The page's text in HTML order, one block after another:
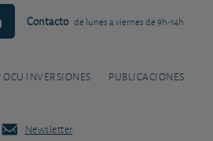
Contacto de lunes a viernes de 9h-14h
OCU INVERSIONES PUBLICACIONES
Newsletter